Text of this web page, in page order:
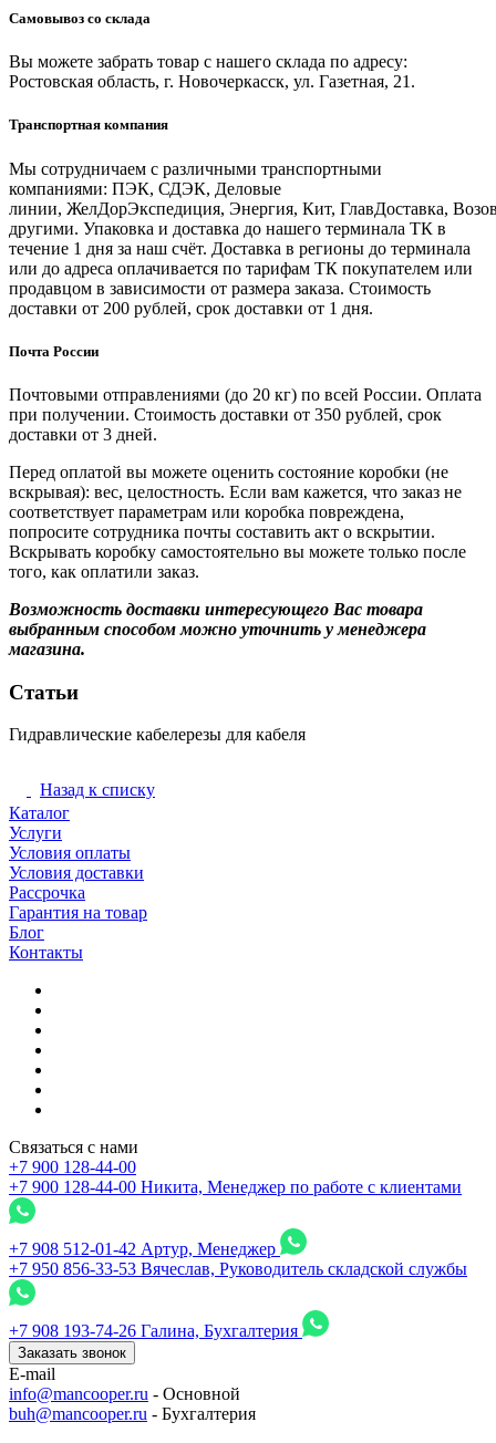
Самовывоз со склада
Вы можете забрать товар с нашего склада по адресу:
Ростовская область, г. Новочеркасск, ул. Газетная, 21.
Транспортная компания
Мы сотрудничаем с различными транспортными
компаниями: ПЭК, СДЭК, Деловые
линии, ЖелДорЭкспедиция, Энергия, Кит, ГлавДоставка,
другими. Упаковка и доставка до нашего терминала ТК в
течение 1 дня за наш счёт. Доставка в регионы до терминала
или до адреса оплачивается по тарифам ТК покупателем или
продавцом в зависимости от размера заказа. Стоимость
доставки от 200 рублей, срок доставки от 1 дня.
Почта России
Почтовыми отправлениями (до 20 кг) по всей России. Оплата
при получении. Стоимость доставки от 350 рублей, срок
доставки от 3 дней.
Перед оплатой вы можете оценить состояние коробки (не
вскрывая): вес, целостность. Если вам кажется, что заказ не
соответствует параметрам или коробка повреждена,
попросите сотрудника почты составить акт о вскрытии.
Вскрывать коробку самостоятельно вы можете только после
того, как оплатили заказ.
Возможность доставки интересующего Вас товара
выбранным способом можно уточнить у менеджера
магазина.
Статьи
Гидравлические кабелерезы для кабеля
Назад к списку
Каталог
Услуги
Условия оплаты
Условия доставки
Рассрочка
Гарантия на товар
Блог
Контакты
Связаться с нами
+7 900 128-44-00
+7 900 128-44-00 Никита, Менеджер по работе с клиентами
+7 908 512-01-42 Артур, Менеджер
+7 950 856-33-53 Вячеслав, Руководитель складской службы
+7 908 193-74-26 Галина, Бухгалтерия
Заказать звонок
E-mail
info@mancooper.ru - Основной
buh@mancooper.ru - Бухгалтерия